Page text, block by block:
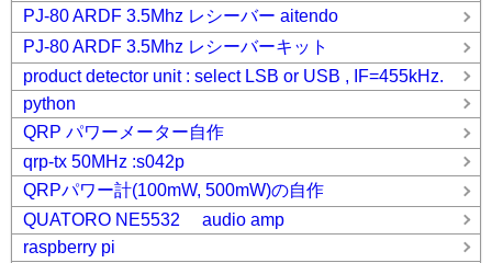
PJ-80 ARDF 3.5Mhz レシーバー aitendo
PJ-80 ARDF 3.5Mhz レシーバーキット
product detector unit : select LSB or USB , IF=455kHz.
python
QRP パワーメーター自作
qrp-tx 50MHz :s042p
QRPパワー計(100mW, 500mW)の自作
QUATORO NE5532 audio amp
raspberry pi